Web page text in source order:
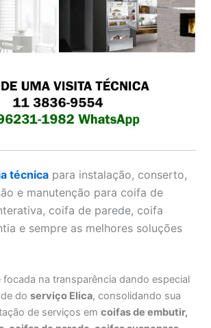
técnica para instalação, conserto,
e manutenção para coifa de
coifa de parede, coifa
e sempre as melhores soluções
focada na transparência dando especial
doserviço Elica, consolidando sua
de serviços emcoifas de embutir,